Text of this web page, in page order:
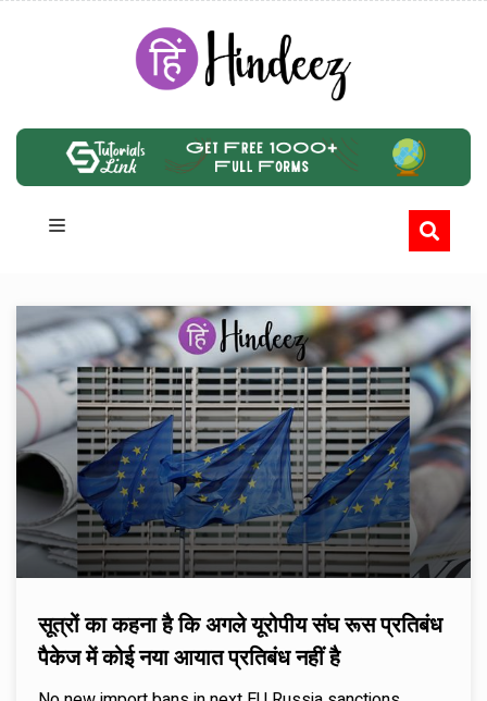
सूत्रों का कहना है कि अगले यूरोपीय संघ रूस प्रतिबंध
पैकेज में कोई नया आयात प्रतिबंध नहीं है